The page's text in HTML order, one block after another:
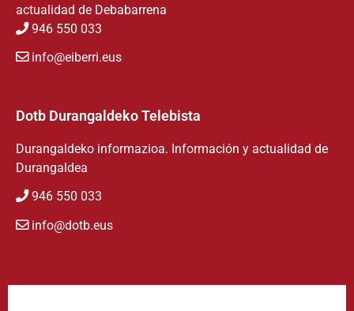
actualidad de Debabarrena
946 550 033
info@eiberri.eus
Dotb Durangaldeko Telebista
Durangaldeko informazioa. Información y actualidad de
Durangaldea
946 550 033
info@dotb.eus